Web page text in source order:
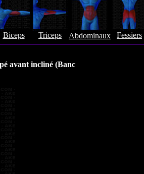
Biceps Triceps Abdominaux Fessiers
avant incliné (Banc